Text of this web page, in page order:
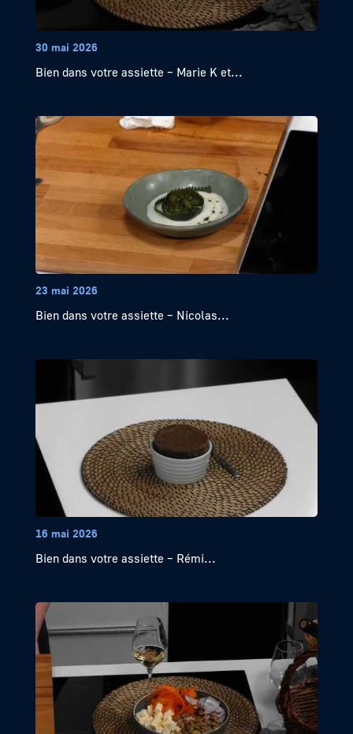
30 mai 2026
Bien dans votre assiette – Marie K et...
23 mai 2026
Bien dans votre assiette – Nicolas...
16 mai 2026
Bien dans votre assiette – Rémi...